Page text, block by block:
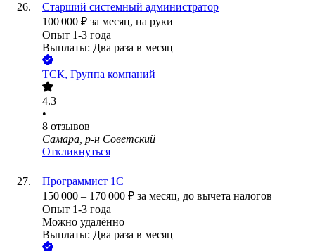
Старший системный администратор
100 000 ₽ за месяц, на руки
Опыт 1-3 года
Выплаты: Два раза в месяц
ТСК, Группа компаний
4.3
•
8 отзывов
Самара, р-н Советский
Откликнуться
Программист 1С
150 000 – 170 000 ₽ за месяц, до вычета налогов
Опыт 1-3 года
Можно удалённо
Выплаты: Два раза в месяц